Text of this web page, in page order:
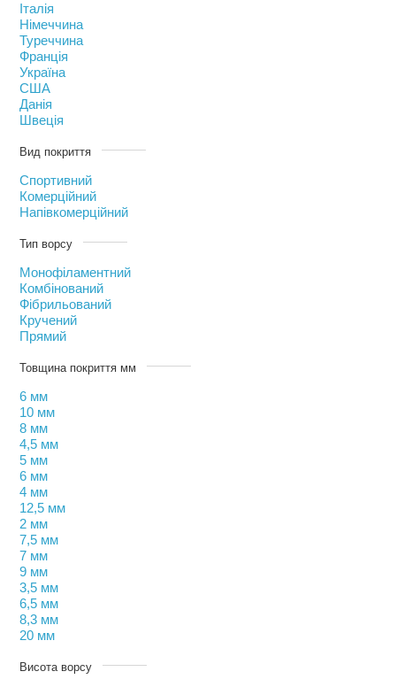
Італія
Німеччина
Туреччина
Франція
Україна
США
Данія
Швеція
Вид покриття
Спортивний
Комерційний
Напівкомерційний
Тип ворсу
Монофіламентний
Комбінований
Фібрильований
Кручений
Прямий
Товщина покриття мм
6 мм
10 мм
8 мм
4,5 мм
5 мм
6 мм
4 мм
12,5 мм
2 мм
7,5 мм
7 мм
9 мм
3,5 мм
6,5 мм
8,3 мм
20 мм
Висота ворсу